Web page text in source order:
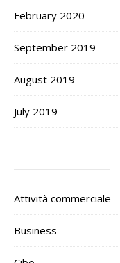
February 2020
September 2019
August 2019
July 2019
Attività commerciale
Business